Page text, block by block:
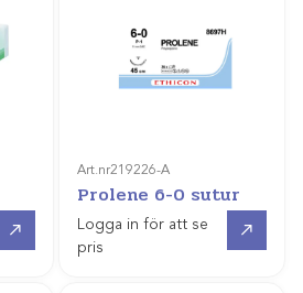
Art.nr219226-A
Prolene 6-0 sutur
Logga in för att se
pris